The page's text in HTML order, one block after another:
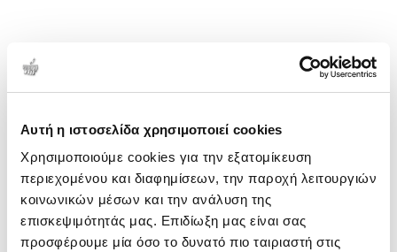
Αυτή η ιστοσελίδα χρησιμοποιεί cookies
Χρησιμοποιούμε cookies για την εξατομίκευση
περιεχομένου και διαφημίσεων, την παροχή λειτουργιών
κοινωνικών μέσων και την ανάλυση της
επισκεψιμότητάς μας. Επιδίωξη μας είναι σας
προσφέρουμε μία όσο το δυνατό πιο ταιριαστή στις